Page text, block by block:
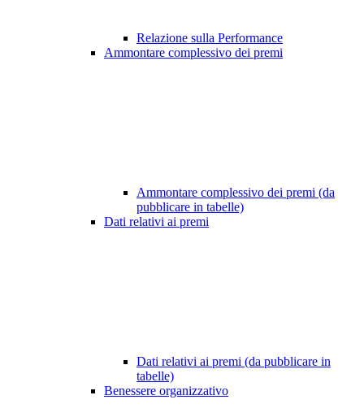
Relazione sulla Performance
Ammontare complessivo dei premi
Ammontare complessivo dei premi (da
pubblicare in tabelle)
Dati relativi ai premi
Dati relativi ai premi (da pubblicare in
tabelle)
Benessere organizzativo